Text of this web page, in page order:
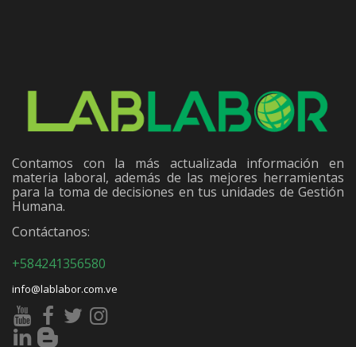
Contamos con la más actualizada información en
materia laboral, además de las mejores herramientas
para la toma de decisiones en tus unidades de Gestión
Humana.
Contáctanos:
+584241356580
info@lablabor.com.ve